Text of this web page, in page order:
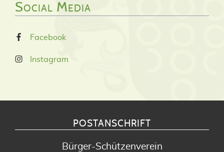
Social Media
Facebook
Instagram
POSTANSCHRIFT
Bürger-Schützenverein